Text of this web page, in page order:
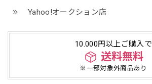
Yahoo!オークション店
10.000円以上ご購入で
送料無料
※一部対象外商品あり